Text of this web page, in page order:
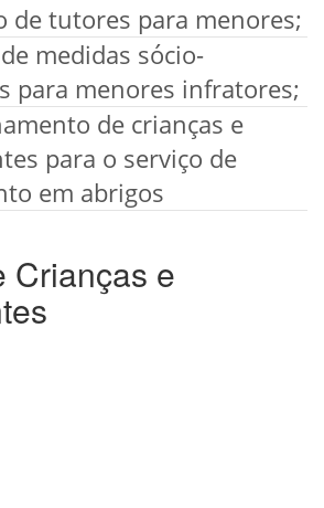
de tutores para menores;
medidas sócio-
para menores infratores;
de crianças e
para o serviço de
em abrigos
Crianças e